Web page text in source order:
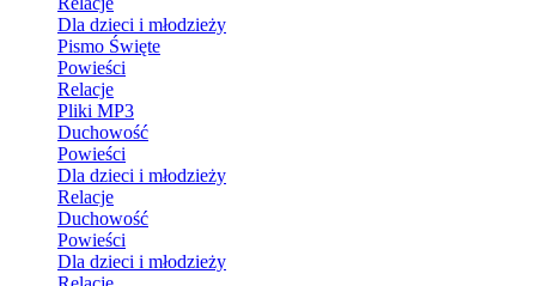
Dla dzieci i młodzieży
Pismo Święte
Powieści
Relacje
Pliki MP3
Duchowość
Powieści
Dla dzieci i młodzieży
Relacje
Duchowość
Powieści
Dla dzieci i młodzieży